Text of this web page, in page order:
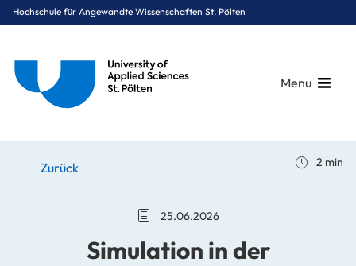
Hochschule für Angewandte Wissenschaften St. Pölten
Menu
in der Pflegeausbildung
Zurück 2 min
Simulation in der
25.06.2026